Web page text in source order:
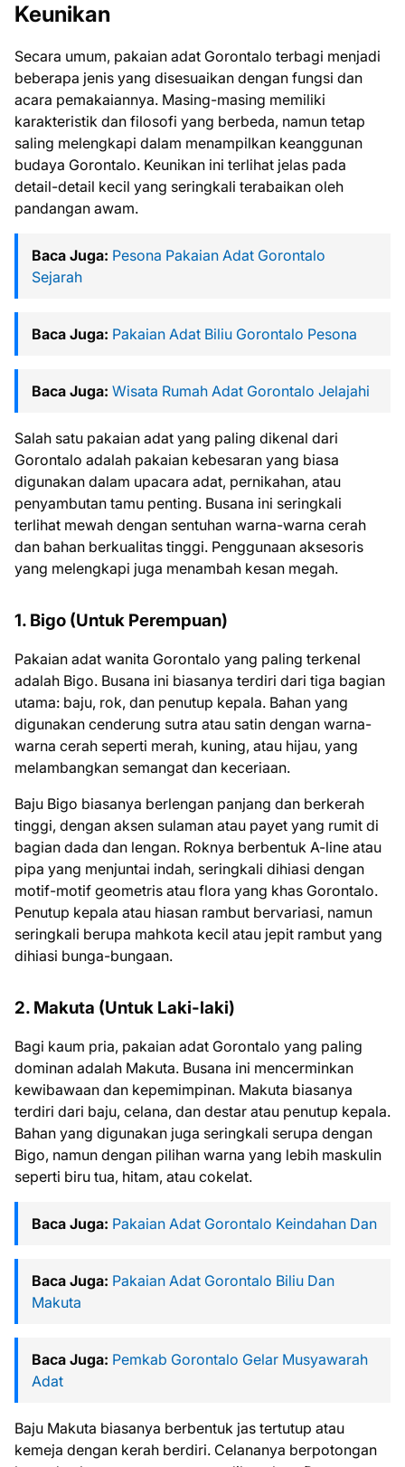
Keunikan
Secara umum, pakaian adat Gorontalo terbagi menjadi
beberapa jenis yang disesuaikan dengan fungsi dan
acara pemakaiannya. Masing-masing memiliki
karakteristik dan filosofi yang berbeda, namun tetap
saling melengkapi dalam menampilkan keanggunan
budaya Gorontalo. Keunikan ini terlihat jelas pada
detail-detail kecil yang seringkali terabaikan oleh
pandangan awam.
Baca Juga: Pesona Pakaian Adat Gorontalo
Sejarah
Baca Juga: Pakaian Adat Biliu Gorontalo Pesona
Baca Juga: Wisata Rumah Adat Gorontalo Jelajahi
Salah satu pakaian adat yang paling dikenal dari
Gorontalo adalah pakaian kebesaran yang biasa
digunakan dalam upacara adat, pernikahan, atau
penyambutan tamu penting. Busana ini seringkali
terlihat mewah dengan sentuhan warna-warna cerah
dan bahan berkualitas tinggi. Penggunaan aksesoris
yang melengkapi juga menambah kesan megah.
1. Bigo (Untuk Perempuan)
Pakaian adat wanita Gorontalo yang paling terkenal
adalah Bigo. Busana ini biasanya terdiri dari tiga bagian
utama: baju, rok, dan penutup kepala. Bahan yang
digunakan cenderung sutra atau satin dengan warna-
warna cerah seperti merah, kuning, atau hijau, yang
melambangkan semangat dan keceriaan.
Baju Bigo biasanya berlengan panjang dan berkerah
tinggi, dengan aksen sulaman atau payet yang rumit di
bagian dada dan lengan. Roknya berbentuk A-line atau
pipa yang menjuntai indah, seringkali dihiasi dengan
motif-motif geometris atau flora yang khas Gorontalo.
Penutup kepala atau hiasan rambut bervariasi, namun
seringkali berupa mahkota kecil atau jepit rambut yang
dihiasi bunga-bungaan.
2. Makuta (Untuk Laki-laki)
Bagi kaum pria, pakaian adat Gorontalo yang paling
dominan adalah Makuta. Busana ini mencerminkan
kewibawaan dan kepemimpinan. Makuta biasanya
terdiri dari baju, celana, dan destar atau penutup kepala.
Bahan yang digunakan juga seringkali serupa dengan
Bigo, namun dengan pilihan warna yang lebih maskulin
seperti biru tua, hitam, atau cokelat.
Baca Juga: Pakaian Adat Gorontalo Keindahan Dan
Baca Juga: Pakaian Adat Gorontalo Biliu Dan
Makuta
Baca Juga: Pemkab Gorontalo Gelar Musyawarah
Adat
Baju Makuta biasanya berbentuk jas tertutup atau
kemeja dengan kerah berdiri. Celananya berpotongan